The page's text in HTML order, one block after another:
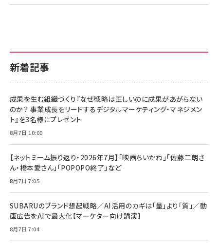
新着記事
成果を生む組織づくり『なぜ戦略は正しいのに成果があがらない
のか？ 事業成長をリードするデジタルマーケティング・マネジメン
ト』を3名様にプレゼント
8月7日 10:00
【ネットミーム振り返り・2026年7月】「映画ちいかわ」「佐藤二朗さ
ん・橋本愛さん」「POPOPO終了」など
8月7日 7:05
SUBARUのブランド想起戦略／AI活用のカギは「量」より「質」／動
画広告をAIで最大化【マーケター向け講演】
8月7日 7:04